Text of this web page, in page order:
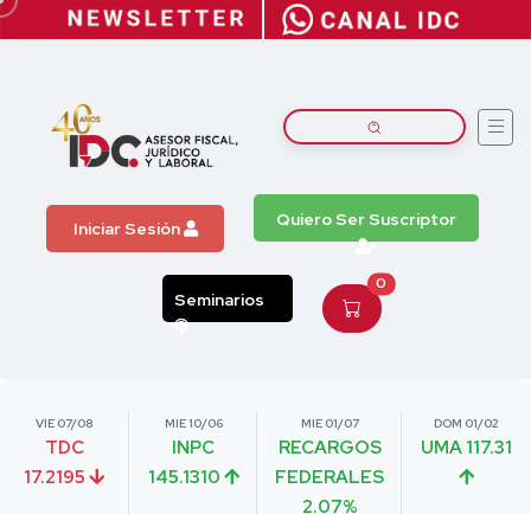
Iniciar Sesión Quiero Ser Suscriptor
Seminarios
0
VIE 07/08
TDC
17.2195
MIE 10/06
INPC
145.1310
MIE 01/07
RECARGOS
FEDERALES
2.07%
DOM 01/02
UMA 117.31